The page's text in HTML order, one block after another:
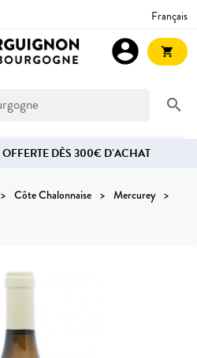
Français
search
account_circle shopping_cart
OFFERTE DÈS 300€ D’ACHAT
Côte Chalonnaise
Mercurey